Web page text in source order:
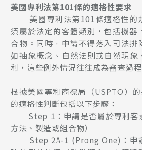
美國專利法第101條的適格性要求
美國專利法第101條適格性的
須屬於法定的客體類別，包括機器
合物。同時，申請不得落入司法排
如抽象概念、自然法則或自然現象
利，這些例外情況往往成為審查過
根據美國專利商標局（USPTO）
的適格性判斷包括以下步驟：
Step 1：申請是否屬於專利客
方法、製造或組合物）
Step 2A-1 (Prong One)：申